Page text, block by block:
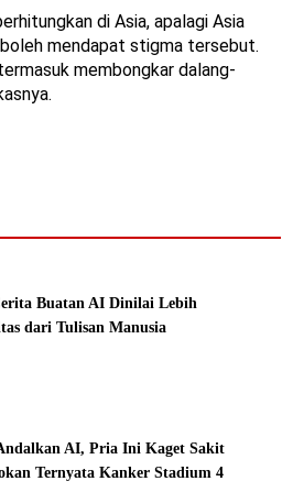
di Asia, apalagi Asia
mendapat stigma tersebut.
membongkar dalang-
Buatan AI Dinilai Lebih
dari Tulisan Manusia
AI, Pria Ini Kaget Sakit
Ternyata Kanker Stadium 4